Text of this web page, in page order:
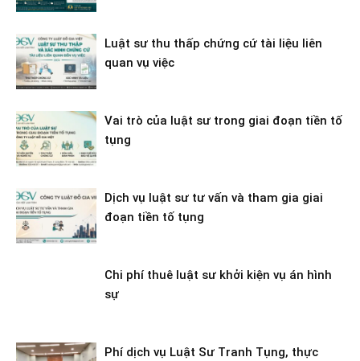
Luật sư thu thấp chứng cứ tài liệu liên
quan vụ việc
Vai trò của luật sư trong giai đoạn tiền tố
tụng
Dịch vụ luật sư tư vấn và tham gia giai
đoạn tiền tố tụng
Chi phí thuê luật sư khởi kiện vụ án hình
sự
Phí dịch vụ Luật Sư Tranh Tụng, thực